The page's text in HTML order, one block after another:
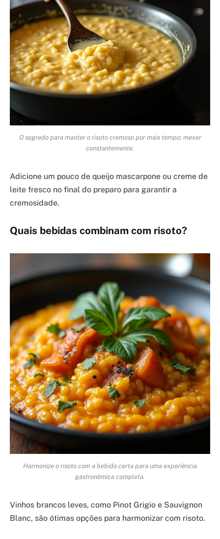
O segredo para manter o risoto cremoso por mais tempo: mexer
constantemente.
Adicione um pouco de queijo mascarpone ou creme de
leite fresco no final do preparo para garantir a
cremosidade.
Quais bebidas combinam com risoto?
Harmonize o risoto com a bebida certa para uma experiência
gastronômica completa.
Vinhos brancos leves, como Pinot Grigio e Sauvignon
Blanc, são ótimas opções para harmonizar com risoto.